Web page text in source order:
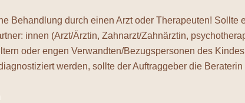
Behandlung durch einen Arzt oder Therapeuten!
innen (Arzt/Ärztin, Zahnarzt/Zahnärztin,
oder engen Verwandten/Bezugspersonen des
werden, sollte der Auftraggeber die